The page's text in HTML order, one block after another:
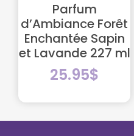
Parfum
d’Ambiance Forêt
Enchantée Sapin
et Lavande 227 ml
25.95$